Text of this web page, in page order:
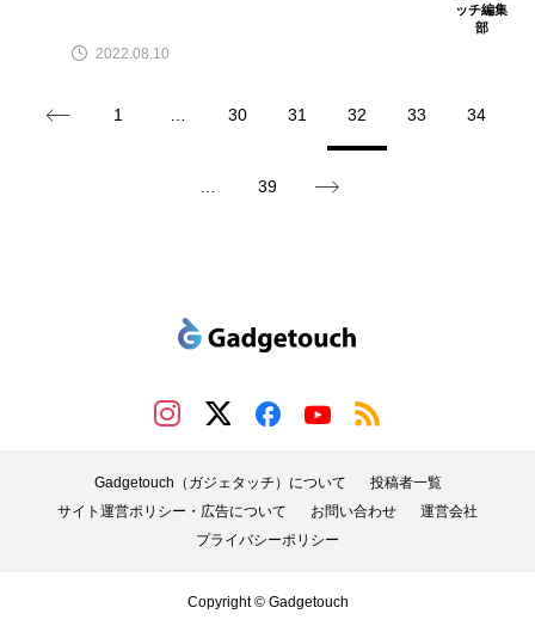
ッチ編集
部
2022.08.10
1 30 31 32 33 34
39
Gadgetouch（ガジェタッチ）について
投稿者一覧
サイト運営ポリシー・広告について
お問い合わせ
運営会社
プライバシーポリシー
Copyright © Gadgetouch